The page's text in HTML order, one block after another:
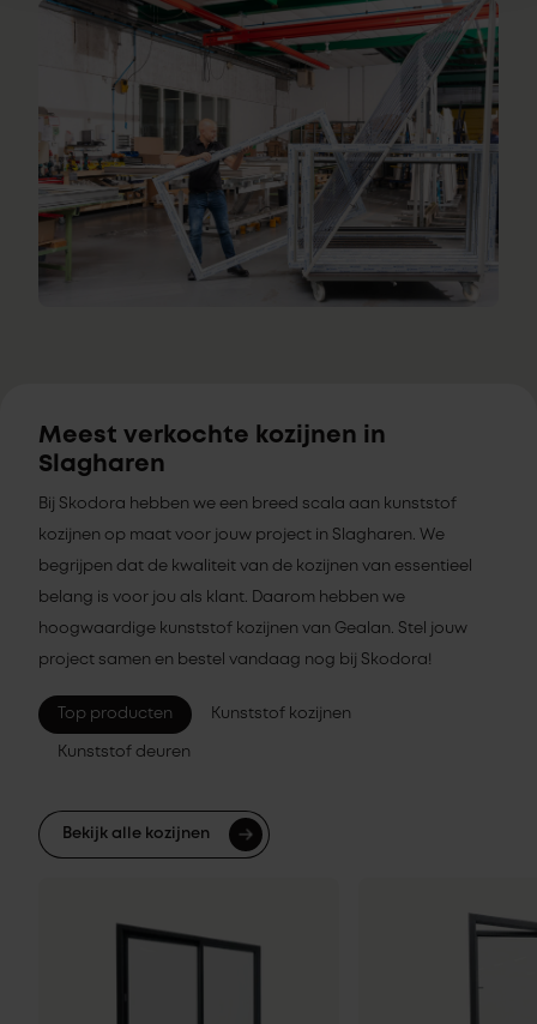
Meest verkochte kozijnen in
Slagharen
Bij Skodora hebben we een breed scala aan kunststof
kozijnen op maat voor jouw project in Slagharen. We
begrijpen dat de kwaliteit van de kozijnen van essentieel
belang is voor jou als klant. Daarom hebben we
hoogwaardige kunststof kozijnen van Gealan. Stel jouw
project samen en bestel vandaag nog bij Skodora!
Top producten Kunststof kozijnen
Kunststof deuren
Bekijk alle kozijnen